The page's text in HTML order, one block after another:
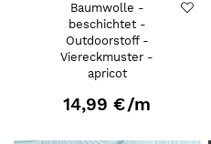
Baumwolle -
beschichtet -
Outdoorstoff -
Viereckmuster -
apricot
14,99 €/m